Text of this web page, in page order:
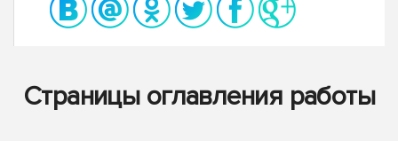
Страницы оглавления работы